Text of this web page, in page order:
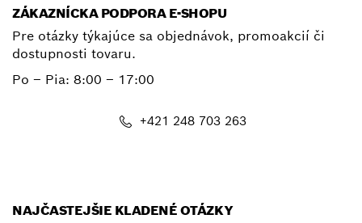
ZÁKAZNÍCKA PODPORA E-SHOPU
Pre otázky týkajúce sa objednávok, promoakcií či
dostupnosti tovaru.
Po – Pia: 8:00 – 17:00
+421 248 703 263
NAJČASTEJŠIE KLADENÉ OTÁZKY